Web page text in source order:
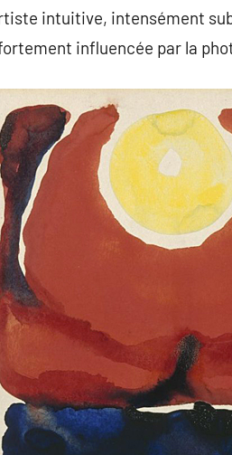
intuitive, intensément
influencée par la